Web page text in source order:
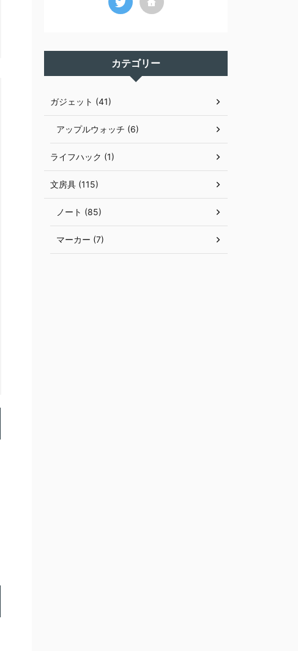
カテゴリー
ガジェット (41)
アップルウォッチ (6)
ライフハック (1)
文房具 (115)
ノート (85)
マーカー (7)